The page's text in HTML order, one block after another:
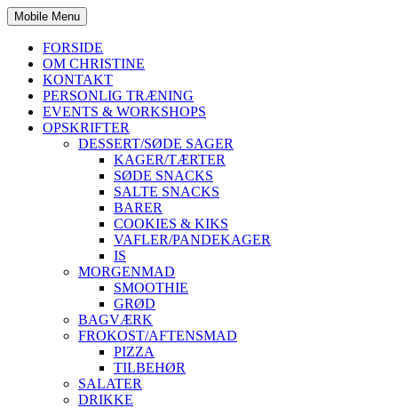
Mobile Menu
FORSIDE
OM CHRISTINE
KONTAKT
PERSONLIG TRÆNING
EVENTS & WORKSHOPS
OPSKRIFTER
DESSERT/SØDE SAGER
KAGER/TÆRTER
SØDE SNACKS
SALTE SNACKS
BARER
COOKIES & KIKS
VAFLER/PANDEKAGER
IS
MORGENMAD
SMOOTHIE
GRØD
BAGVÆRK
FROKOST/AFTENSMAD
PIZZA
TILBEHØR
SALATER
DRIKKE